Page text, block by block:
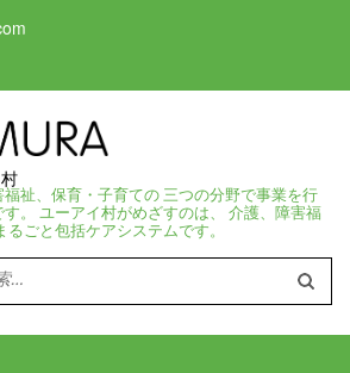
祉、保育・子育ての 三つの分野で事業を行
。 ユーアイ村がめざすのは、 介護、障害福
ごと包括ケアシステムです。